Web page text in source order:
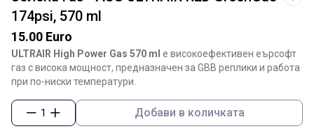
174psi, 570 ml
15.00 Euro
ULTRAIR High Power Gas 570 ml е високоефективен еърсофт
газ с висока мощност, предназначен за GBB реплики и работа
при по-ниски температури.
1 Добави в количката